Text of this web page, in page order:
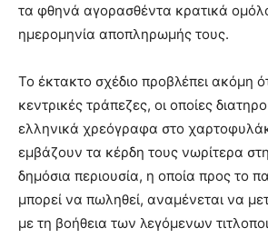
τα φθηνά αγορασθέντα κρατικά
ημερομηνία αποπληρωμής τους.
Το έκτακτο σχέδιο προβλέπει ακόμη
κεντρικές τράπεζες, οι οποίες
ελληνικά χρεόγραφα στο
εμβάζουν τα κέρδη τους νωρίτερα
δημόσια περιουσία, η οποία προς το
μπορεί να πωληθεί, αναμένεται να
με τη βοήθεια των λεγόμενων